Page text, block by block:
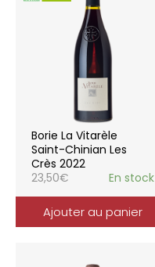
Borie La Vitarèle
Saint-Chinian Les
Crès 2022
23,50€ En stock
Ajouter au panier